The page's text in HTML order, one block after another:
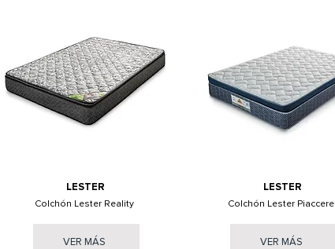
LESTER
Colchón Lester Reality
VER MÁS
LESTER
Colchón Lester Piaccere
VER MÁS